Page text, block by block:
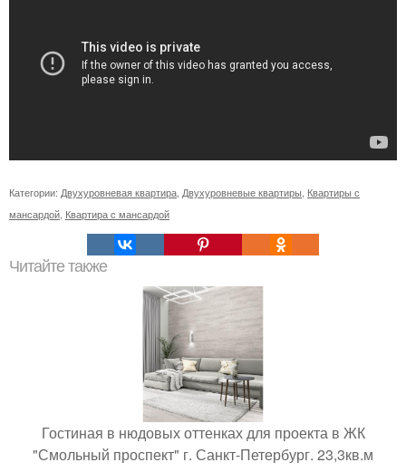
Категории: Двухуровневая квартира Двухуровневые квартиры Квартиры с
мансардой Квартира с мансардой
Читайте также
Гостиная в нюдовых оттенках для проекта в ЖК
"Смольный проспект" г. Санкт-Петербург. 23,3кв.м